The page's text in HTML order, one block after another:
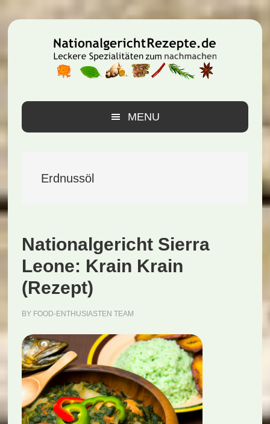
Hauptnavigation
Inhalt
Seitenspalte
MENU
Erdnussöl
Nationalgericht Sierra
Leone: Krain Krain
(Rezept)
BY FOOD-ENTHUSIASTEN TEAM